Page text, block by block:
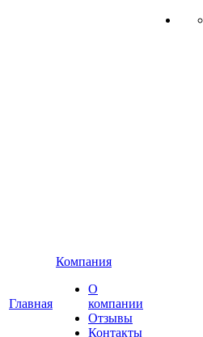
Главная
Компания
О
компании
Отзывы
Контакты